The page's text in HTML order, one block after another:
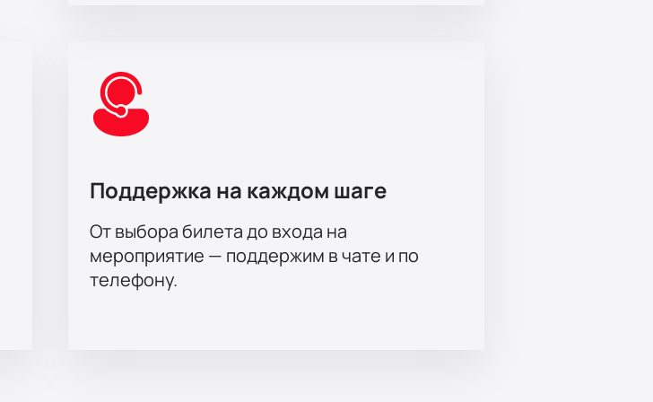
Поддержка на каждом шаге
От выбора билета до входа на
мероприятие — поддержим в чате и по
телефону.